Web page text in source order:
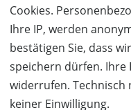
Cookies.
Ihre IP, werden
bestätigen Sie, dass
speichern dürfen. Ihre
widerrufen. Technisch
keiner Einwilligung.
Begonnen hat Familie
als Bauernhof und
den folgenden
Aussicht zur
Wanderer stärken